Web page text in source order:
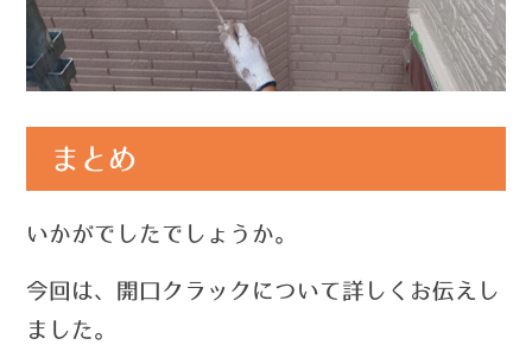
まとめ
いかがでしたでしょうか。
今回は、開口クラックについて詳しくお伝えし
ました。